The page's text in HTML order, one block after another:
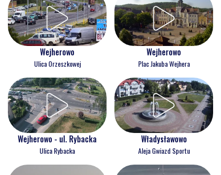
Wejherowo
Ulica Orzeszkowej
Wejherowo
Plac Jakuba Wejhera
Wejherowo - ul. Rybacka
Ulica Rybacka
Władysławowo
Aleja Gwiazd Sportu